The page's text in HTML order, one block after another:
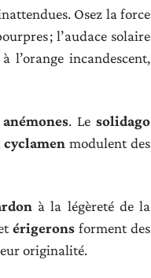
Osez la force
; l’audace solaire
l’orange incandescent,
anémones. Lesolidago
cyclamen modulent des
à la légèreté de la
érigerons forment des
originalité.